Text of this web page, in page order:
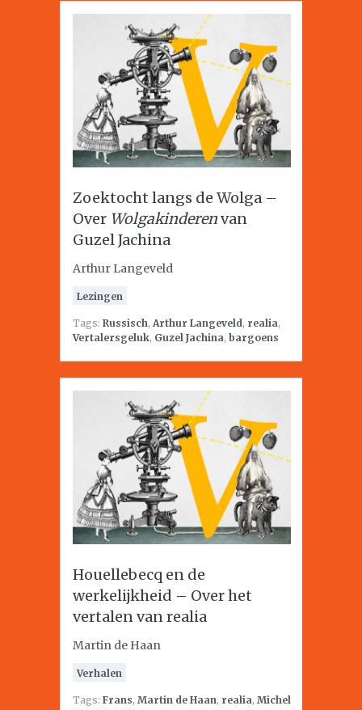
Zoektocht langs de Wolga –
Over Wolgakinderenvan
Guzel Jachina
Arthur Langeveld
Lezingen
Tags: Russisch, Arthur Langeveld, realia,
Vertalersgeluk, Guzel Jachina, bargoens
Houellebecq en de
werkelijkheid – Over het
vertalen van realia
Martin de Haan
Verhalen
Tags: Frans, Martin de Haan, realia, Michel